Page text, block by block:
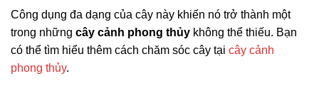
Công dụng đa dạng của cây này khiến nó trở thành một
trong những cây cảnh phong thủy không thể thiếu. Bạn
có thể tìm hiểu thêm cách chăm sóc cây tại cây cảnh
phong thủy.